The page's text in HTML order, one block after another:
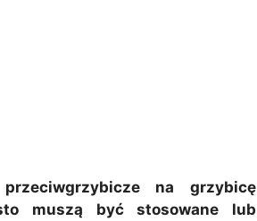
na grzybicę
muszą być stosowane lub